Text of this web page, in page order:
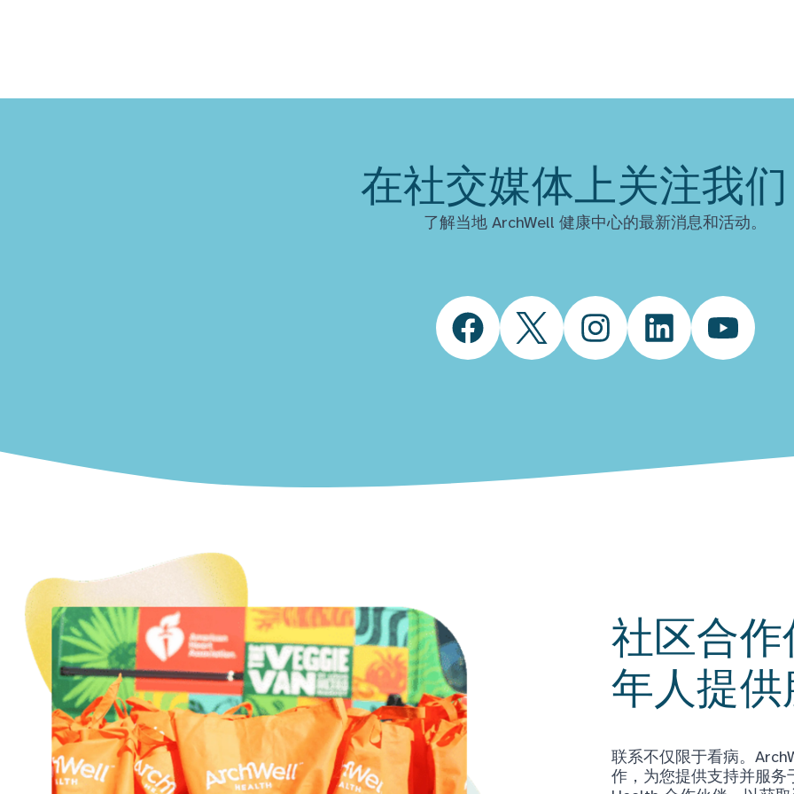
在社交媒体上关注我
了解当地 ArchWell 健康中心的最新消息和活动。
FacebookTwitter InstagramLinkedIn YouTube
社区合
年人提供
联系不仅限于看病。
作，为您提供支持并服务